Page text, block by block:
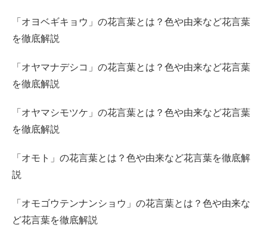
「オヨベギキョウ」の花言葉とは？色や由来など花言葉
を徹底解説
「オヤマナデシコ」の花言葉とは？色や由来など花言葉
を徹底解説
「オヤマシモツケ」の花言葉とは？色や由来など花言葉
を徹底解説
「オモト」の花言葉とは？色や由来など花言葉を徹底解
説
「オモゴウテンナンショウ」の花言葉とは？色や由来な
ど花言葉を徹底解説